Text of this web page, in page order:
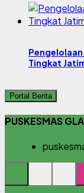
Tingkat
Portal Berita
PUSKESMAS